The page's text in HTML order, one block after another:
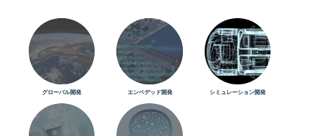
グローバル開発 エンベデッド開発 シミュレーション開発